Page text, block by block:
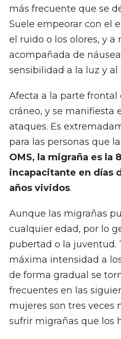
más frecuente que se
Suele empeorar con el
el ruido o los olores, y a
acompañada de
sensibilidad a la luz y al
Afecta a la parte frontal
cráneo, y se manifiesta
ataques. Es
para las personas que
OMS, la migraña es la
incapacitante en días
años vividos.
Aunque las migrañas
cualquier edad, por lo
pubertad o la juventud.
máxima intensidad a
de forma gradual se
frecuentes en las
mujeres son tres veces
sufrir migrañas que los